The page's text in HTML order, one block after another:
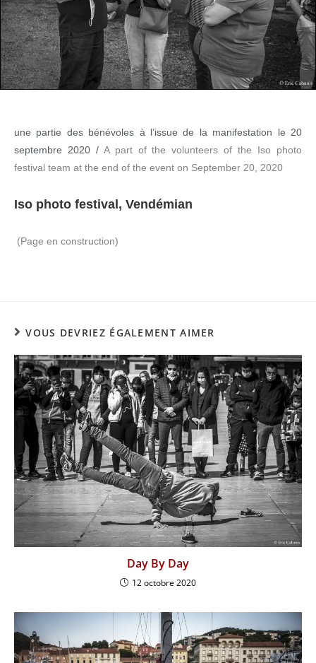
une partie des bénévoles à l’issue de la manifestation le 20
septembre 2020 / A part of the volunteers of the Iso photo
festival team at the end of the event on September 20, 2020
Iso photo festival, Vendémian
(Page en construction)
VOUS DEVRIEZ ÉGALEMENT AIMER
Day By Day
12 octobre 2020